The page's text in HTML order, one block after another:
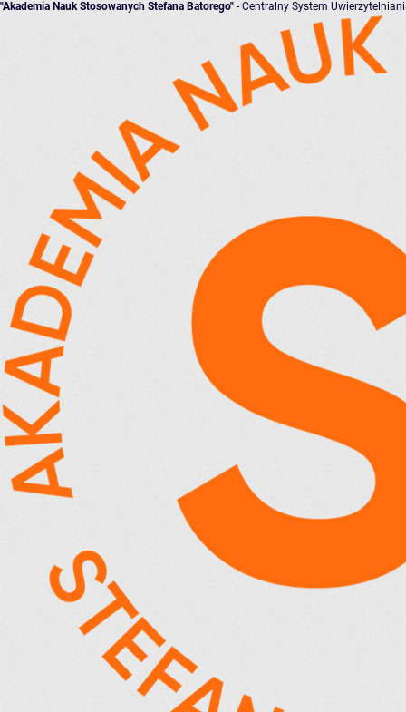
"Akademia Nauk Stosowanych Stefana Batorego" - Centralny System